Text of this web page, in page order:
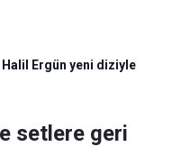
Halil Ergün yeni diziyle
setlere geri